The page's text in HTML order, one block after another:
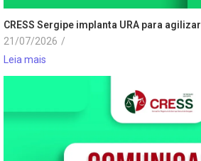
CRESS Sergipe implanta URA para
21/07/2026 /
Leia mais